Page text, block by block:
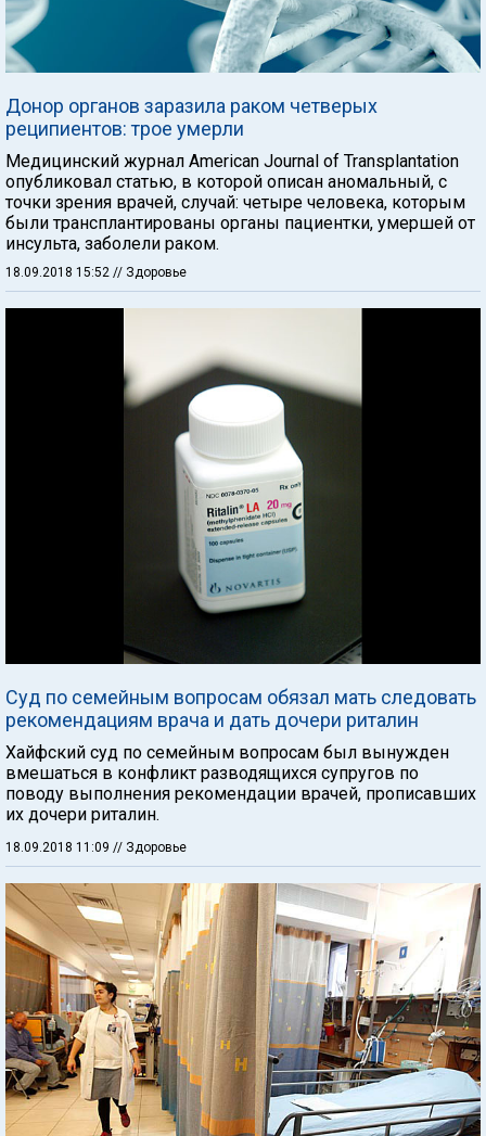
Донор органов заразила раком четверых
реципиентов: трое умерли
Медицинский журнал American Journal of Transplantation
опубликовал статью, в которой описан аномальный, с
точки зрения врачей, случай: четыре человека, которым
были трансплантированы органы пациентки, умершей от
инсульта, заболели раком.
18.09.2018 15:52 // Здоровье
Суд по семейным вопросам обязал мать следовать
рекомендациям врача и дать дочери риталин
Хайфский суд по семейным вопросам был вынужден
вмешаться в конфликт разводящихся супругов по
поводу выполнения рекомендации врачей, прописавших
их дочери риталин.
18.09.2018 11:09 // Здоровье